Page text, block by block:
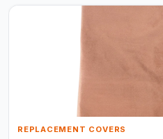
REPLACEMENT COVERS